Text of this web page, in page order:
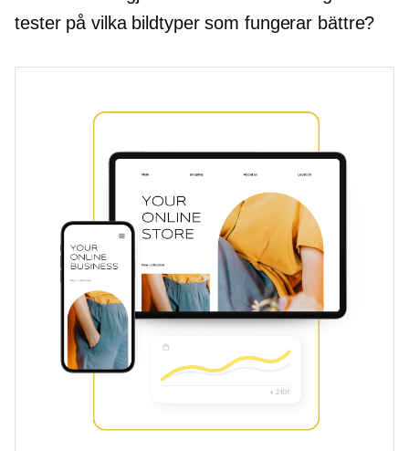
tester på vilka bildtyper som fungerar bättre?